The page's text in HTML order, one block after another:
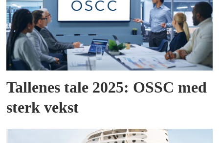
Tallenes tale 2025: OSSC med
sterk vekst